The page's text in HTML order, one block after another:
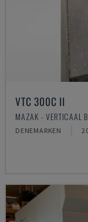
VTC 300C II
MAZAK - VERTICAAL
DENEMARKEN